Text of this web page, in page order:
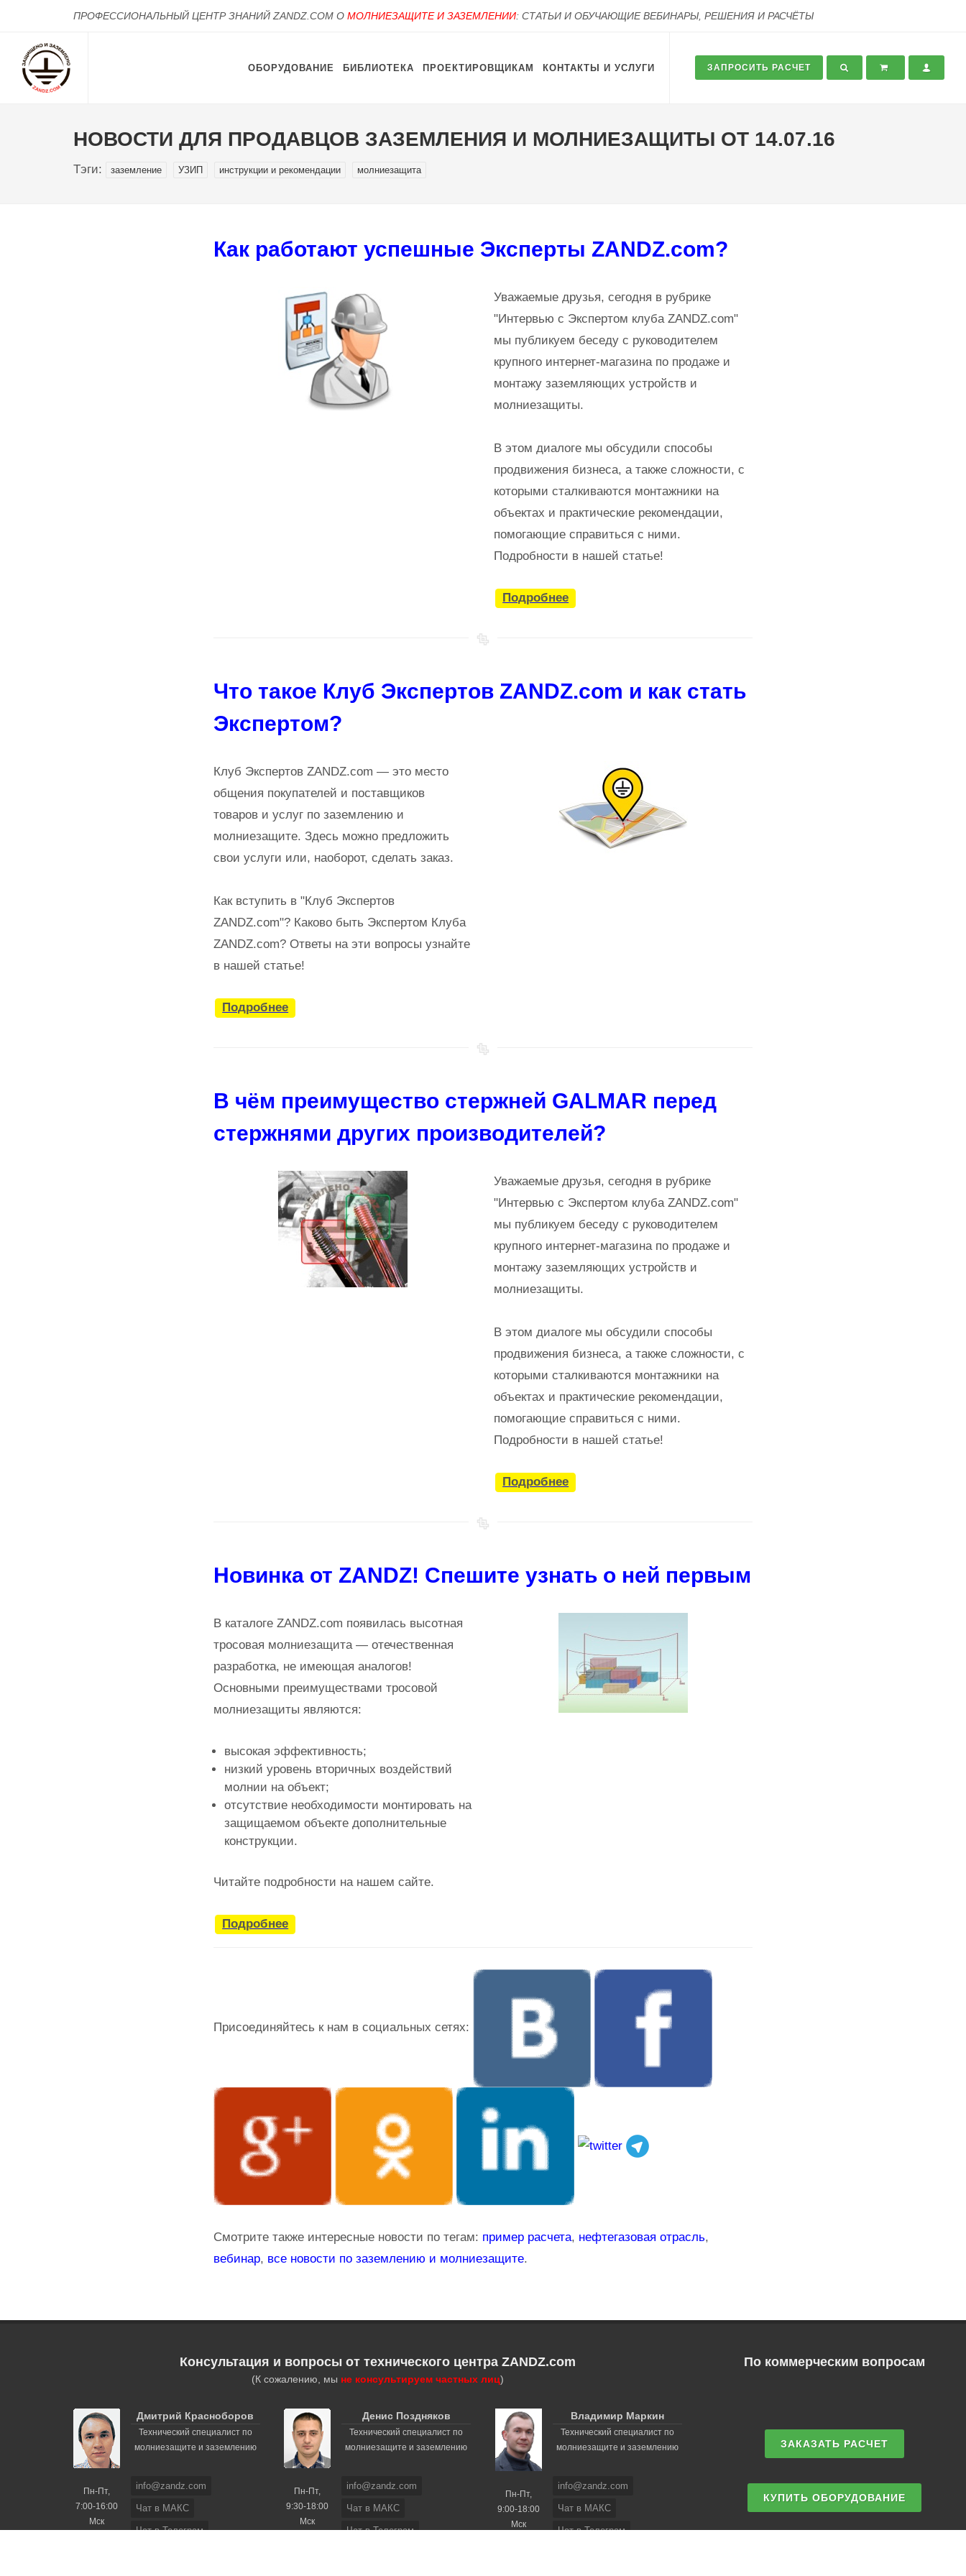
ПРОФЕССИОНАЛЬНЫЙ ЦЕНТР ЗНАНИЙ ZANDZ.COM О МОЛНИЕЗАЩИТЕ И ЗАЗЕМЛЕНИИ: СТАТЬИ И ОБУЧАЮЩИЕ ВЕБИНАРЫ, РЕШЕНИЯ И РАСЧЁТЫ
ОБОРУДОВАНИЕ БИБЛИОТЕКА ПРОЕКТИРОВЩИКАМ КОНТАКТЫ И УСЛУГИ ЗАПРОСИТЬ РАСЧЕТ
НОВОСТИ ДЛЯ ПРОДАВЦОВ ЗАЗЕМЛЕНИЯ И МОЛНИЕЗАЩИТЫ ОТ 14.07.16
Тэги: заземление УЗИП инструкции и рекомендации молниезащита
Как работают успешные Эксперты ZANDZ.com?
Уважаемые друзья, сегодня в рубрике
"Интервью с Экспертом клуба ZANDZ.com"
мы публикуем беседу с руководителем
крупного интернет-магазина по продаже и
монтажу заземляющих устройств и
молниезащиты.
В этом диалоге мы обсудили способы
продвижения бизнеса, а также сложности, с
которыми сталкиваются монтажники на
объектах и практические рекомендации,
помогающие справиться с ними.
Подробности в нашей статье!
Подробнее
Что такое Клуб Экспертов ZANDZ.com и как стать
Экспертом?
Клуб Экспертов ZANDZ.com — это место
общения покупателей и поставщиков
товаров и услуг по заземлению и
молниезащите. Здесь можно предложить
свои услуги или, наоборот, сделать заказ.
Как вступить в "Клуб Экспертов
ZANDZ.com"? Каково быть Экспертом Клуба
ZANDZ.com? Ответы на эти вопросы узнайте
в нашей статье!
Подробнее
В чём преимущество стержней GALMAR перед
стержнями других производителей?
Уважаемые друзья, сегодня в рубрике
"Интервью с Экспертом клуба ZANDZ.com"
мы публикуем беседу с руководителем
крупного интернет-магазина по продаже и
монтажу заземляющих устройств и
молниезащиты.
В этом диалоге мы обсудили способы
продвижения бизнеса, а также сложности, с
которыми сталкиваются монтажники на
объектах и практические рекомендации,
помогающие справиться с ними.
Подробности в нашей статье!
Подробнее
Новинка от ZANDZ! Спешите узнать о ней первым
В каталоге ZANDZ.com появилась высотная
тросовая молниезащита — отечественная
разработка, не имеющая аналогов!
Основными преимуществами тросовой
молниезащиты являются:
высокая эффективность;
низкий уровень вторичных воздействий
молнии на объект;
отсутствие необходимости монтировать на
защищаемом объекте дополнительные
конструкции.
Читайте подробности на нашем сайте.
Подробнее
Присоединяйтесь к нам в социальных сетях:
Смотрите также интересные новости по тегам: пример расчета, нефтегазовая отрасль,
вебинар, все новости по заземлению и молниезащите.
Консультация и вопросы от технического центра ZANDZ.com
(К сожалению, мы не консультируем частных лиц)
Пн-Пт,
7:00-16:00
Мск
Дмитрий Красноборов
Технический специалист по
молниезащите и заземлению
info@zandz.com
Чат в МАКС
Чат в Телеграм
Пн-Пт,
9:30-18:00
Мск
Денис Поздняков
Технический специалист по
молниезащите и заземлению
info@zandz.com
Чат в МАКС
Чат в Телеграм
Пн-Пт,
9:00-18:00
Мск
Владимир Маркин
Технический специалист по
молниезащите и заземлению
info@zandz.com
Чат в МАКС
Чат в Телеграм
По коммерческим вопросам
ЗАКАЗАТЬ РАСЧЕТ
КУПИТЬ ОБОРУДОВАНИЕ